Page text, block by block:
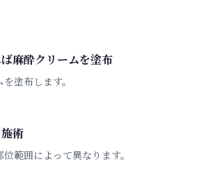
麻酔クリームを塗布
塗布します。
術
範囲によって異なります。